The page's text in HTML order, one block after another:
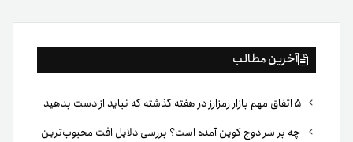
آخرین مطالب
چه بر سر دوج کوین آمده است؟ بررسی دلایل افت محبوب‌ترین